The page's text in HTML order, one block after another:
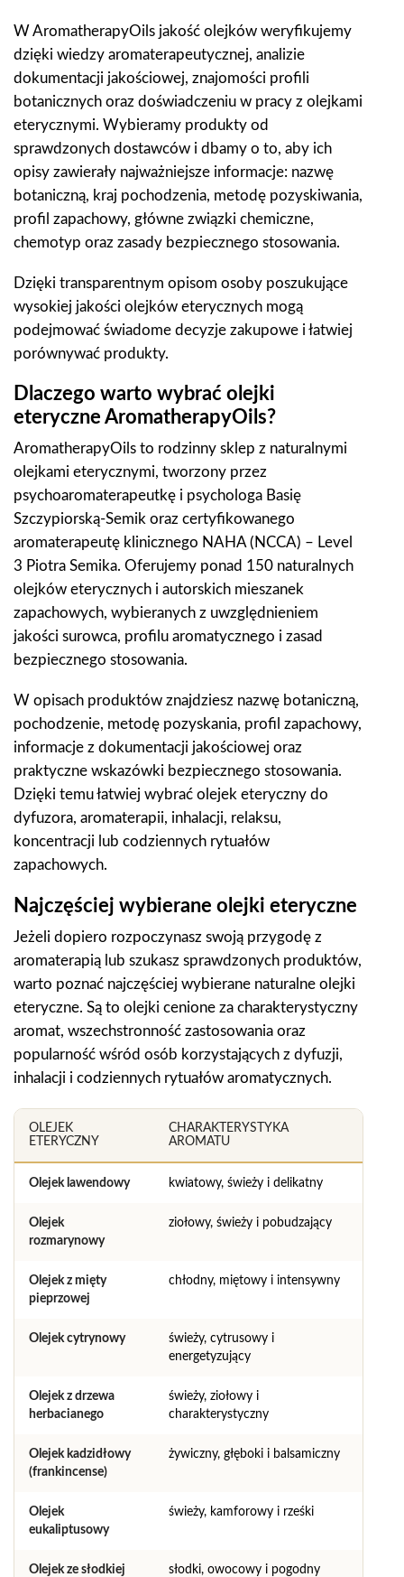
W AromatherapyOils jakość olejków weryfikujemy
dzięki wiedzy aromaterapeutycznej, analizie
dokumentacji jakościowej, znajomości profili
botanicznych oraz doświadczeniu w pracy z olejkami
eterycznymi. Wybieramy produkty od
sprawdzonych dostawców i dbamy o to, aby ich
opisy zawierały najważniejsze informacje: nazwę
botaniczną, kraj pochodzenia, metodę pozyskiwania,
profil zapachowy, główne związki chemiczne,
chemotyp oraz zasady bezpiecznego stosowania.
Dzięki transparentnym opisom osoby poszukujące
wysokiej jakości olejków eterycznych mogą
podejmować świadome decyzje zakupowe i łatwiej
porównywać produkty.
Dlaczego warto wybrać olejki
eteryczne AromatherapyOils?
AromatherapyOils to rodzinny sklep z naturalnymi
olejkami eterycznymi, tworzony przez
psychoaromaterapeutkę i psychologa Basię
Szczypiorską-Semik oraz certyfikowanego
aromaterapeutę klinicznego NAHA (NCCA) – Level
3 Piotra Semika. Oferujemy ponad 150 naturalnych
olejków eterycznych i autorskich mieszanek
zapachowych, wybieranych z uwzględnieniem
jakości surowca, profilu aromatycznego i zasad
bezpiecznego stosowania.
W opisach produktów znajdziesz nazwę botaniczną,
pochodzenie, metodę pozyskania, profil zapachowy,
informacje z dokumentacji jakościowej oraz
praktyczne wskazówki bezpiecznego stosowania.
Dzięki temu łatwiej wybrać olejek eteryczny do
dyfuzora, aromaterapii, inhalacji, relaksu,
koncentracji lub codziennych rytuałów
zapachowych.
Najczęściej wybierane olejki eteryczne
Jeżeli dopiero rozpoczynasz swoją przygodę z
aromaterapią lub szukasz sprawdzonych produktów,
warto poznać najczęściej wybierane naturalne olejki
eteryczne. Są to olejki cenione za charakterystyczny
aromat, wszechstronność zastosowania oraz
popularność wśród osób korzystających z dyfuzji,
inhalacji i codziennych rytuałów aromatycznych.
OLEJEK
ETERYCZNY
CHARAKTERYSTYKA
AROMATU
Olejek lawendowy kwiatowy, świeży i delikatny
Olejek
rozmarynowy
ziołowy, świeży i pobudzający
Olejek z mięty
pieprzowej
chłodny, miętowy i intensywny
Olejek cytrynowy
świeży, cytrusowy i
energetyzujący
Olejek z drzewa
herbacianego
świeży, ziołowy i
charakterystyczny
Olejek kadzidłowy
(frankincense)
żywiczny, głęboki i balsamiczny
Olejek
eukaliptusowy
świeży, kamforowy i rześki
Olejek ze słodkiej
słodki, owocowy i pogodny